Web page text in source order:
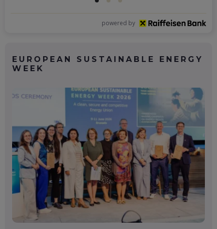
powered by
EUROPEAN SUSTAINABLE ENERGY
WEEK